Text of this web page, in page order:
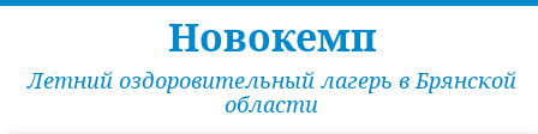
Новокемп
Летний оздоровительный лагерь в Брянской
области